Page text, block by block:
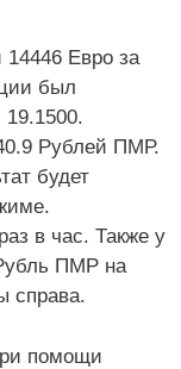
Евро за
был
19.1500.
Рублей ПМР.
будет
в час. Также у
ПМР на
справа.
помощи